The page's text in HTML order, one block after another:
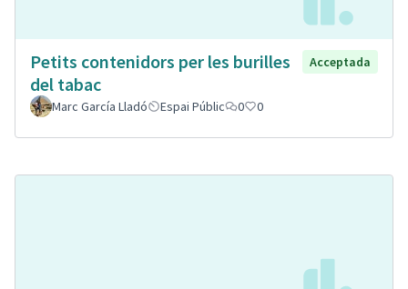
Petits contenidors per les burilles
del tabac
Acceptada
Marc García Lladó Espai Públic 0 0